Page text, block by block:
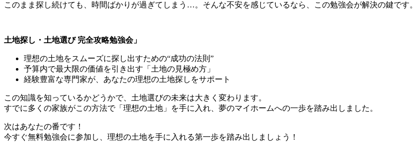
このまま探し続けても、時間ばかりが過ぎてしまう…。そんな不安を感じているなら、この勉強会が解決の鍵です。
土地探し・土地選び 完全攻略勉強会」
理想の土地をスムーズに探し出すための“成功の法則”
予算内で最大限の価値を引き出す「土地の見極め方」
経験豊富な専門家が、あなたの理想の土地探しをサポート
この知識を知っているかどうかで、土地選びの未来は大きく変わります。
すでに多くの家族がこの方法で「理想の土地」を手に入れ、夢のマイホームへの一歩を踏み出しました。
次はあなたの番です！
今すぐ無料勉強会に参加し、理想の土地を手に入れる第一歩を踏み出しましょう！